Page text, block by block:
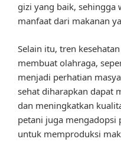
gizi yang baik, sehingga
manfaat dari makanan
Selain itu, tren
membuat olahraga,
menjadi perhatian
sehat diharapkan dapat
dan meningkatkan
petani juga
untuk memproduksi